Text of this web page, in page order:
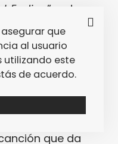
Ending ”, entre
primeros tres
defienden
la fecha por
con la
que da
que
al usuario
utilizando este
de acuerdo.